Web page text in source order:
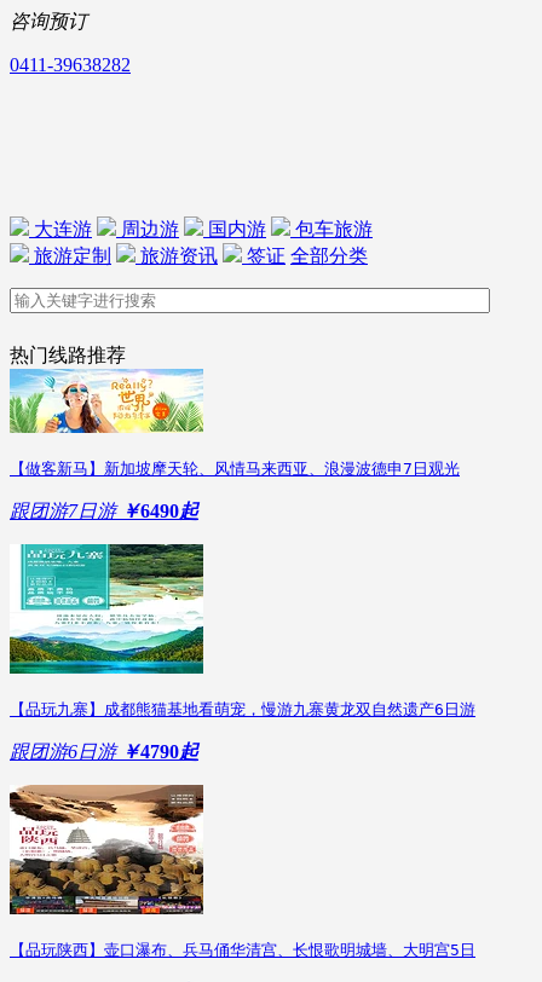
咨询预订
0411-39638282
大连游 周边游 国内游
包车旅游
旅游定制
旅游资讯 签证 全部分类
热门线路推荐
【做客新马】新加坡摩天轮、风情马来西亚、浪漫波德申7日观光
跟团游7日游 ￥6490起
【品玩九寨】成都熊猫基地看萌宠，慢游九寨黄龙双自然遗产6日游
跟团游6日游 ￥4790起
【品玩陕西】壶口瀑布、兵马俑华清宫、长恨歌明城墙、大明宫5日